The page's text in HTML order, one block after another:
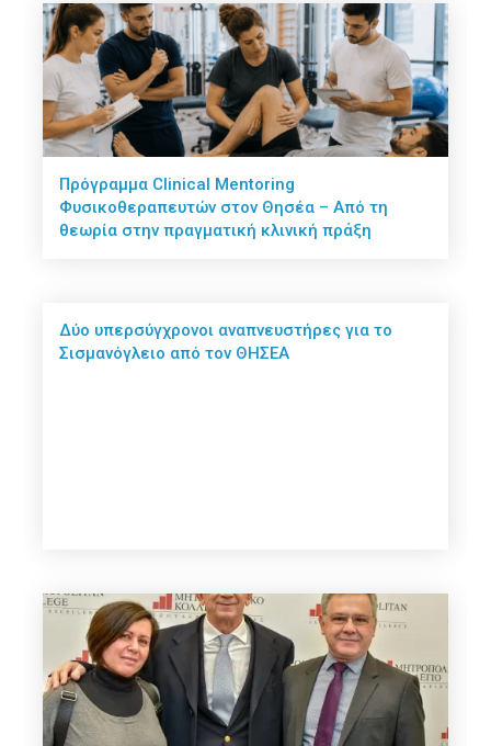
Πρόγραμμα Clinical Mentoring
Φυσικοθεραπευτών στον Θησέα – Από τη
θεωρία στην πραγματική κλινική πράξη
Δύο υπερσύγχρονοι αναπνευστήρες για το
Σισμανόγλειο από τον ΘΗΣΕΑ